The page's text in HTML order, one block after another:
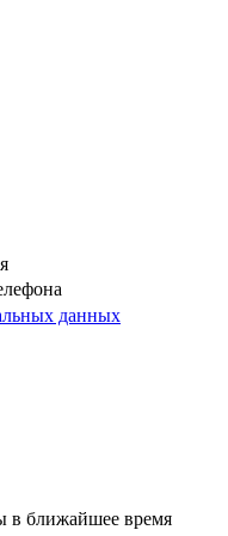
данных
ближайшее время